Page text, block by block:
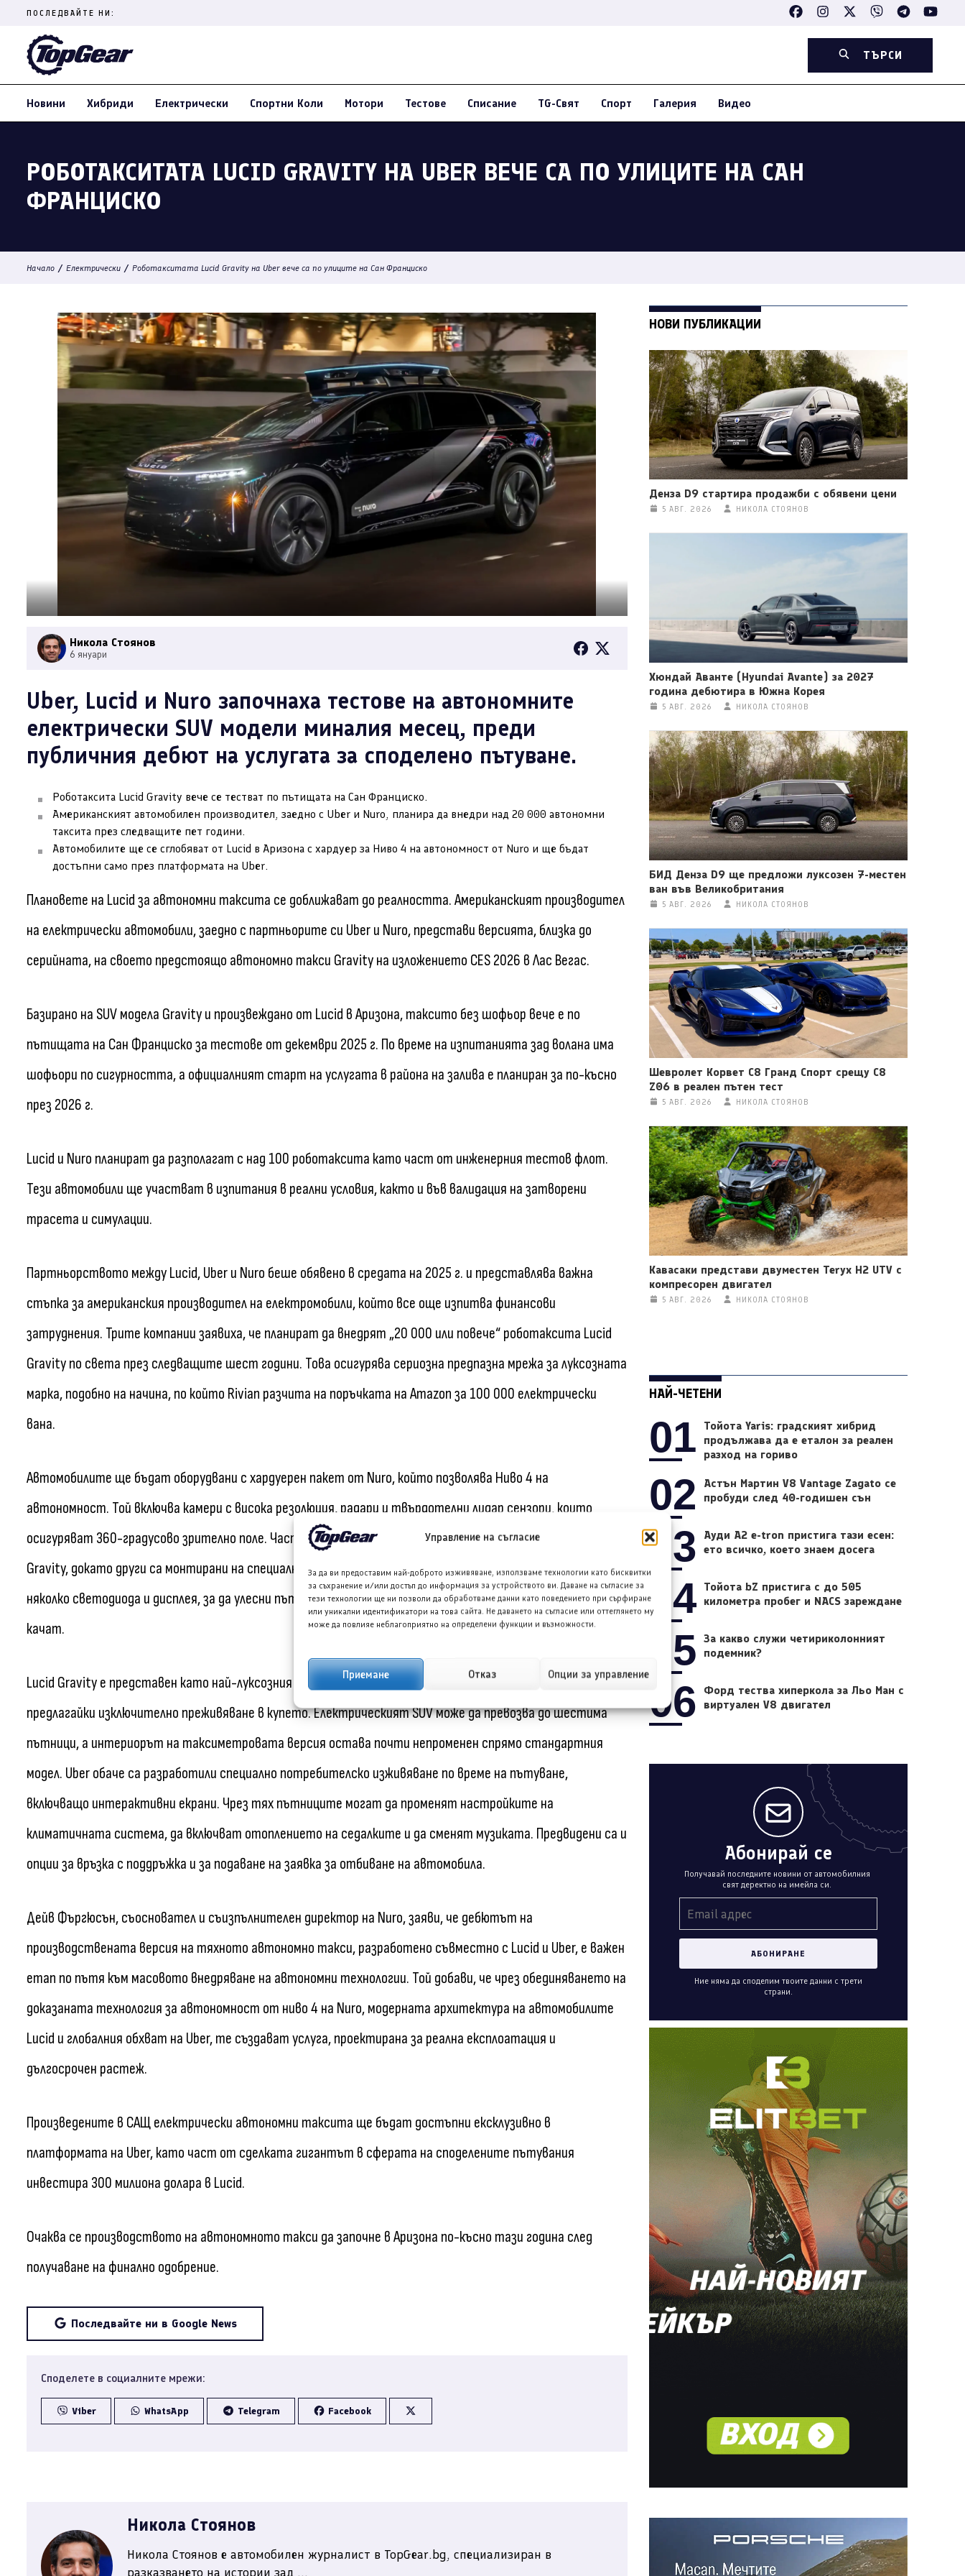
Управление на съгласие
За да ви предоставим най-доброто изживяване, използваме технологии като бисквитки
за съхранение и/или достъп до информация за устройството ви. Даване на съгласие за
тези технологии ще ни позволи да обработваме данни като поведението при сърфиране
или уникални идентификатори на това сайта. Не даването на съгласие или оттеглянето му
може да повлияе неблагоприятно на определени функции и възможности.
Приемане Отказ Опции за управление
content
(Press
ПОСЛЕДВАЙТЕ НИ:
ТЪРСИ
Новини Хибриди Електрически Спортни Коли Мотори Тестове Списание TG-Свят Спорт Галерия Видео
РОБОТАКСИТАТА LUCID GRAVITY НА UBER ВЕЧЕ СА ПО УЛИЦИТЕ НА САН
ФРАНЦИСКО
Начало / Електрически / Роботакситата Lucid Gravity на Uber вече са по улиците на Сан Франциско
Никола Стоянов
6 януари
Uber, Lucid и Nuro започнаха тестове на автономните
електрически SUV модели миналия месец, преди
публичния дебют на услугата за споделено пътуване.
Роботаксита Lucid Gravity вече се тестват по пътищата на Сан Франциско.
Американският автомобилен производител, заедно с Uber и Nuro, планира да внедри над 20 000 автономни
таксита през следващите пет години.
Автомобилите ще се сглобяват от Lucid в Аризона с хардуер за Ниво 4 на автономност от Nuro и ще бъдат
достъпни само през платформата на Uber.
Плановете на Lucid за автономни таксита се доближават до реалността. Американският производител
на електрически автомобили, заедно с партньорите си Uber и Nuro, представи версията, близка до
серийната, на своето предстоящо автономно такси Gravity на изложението CES 2026 в Лас Вегас.
Базирано на SUV модела Gravity и произвеждано от Lucid в Аризона, таксито без шофьор вече е по
пътищата на Сан Франциско за тестове от декември 2025 г. По време на изпитанията зад волана има
шофьори по сигурността, а официалният старт на услугата в района на залива е планиран за по-късно
през 2026 г.
Lucid и Nuro планират да разполагат с над 100 роботаксита като част от инженерния тестов флот.
Тези автомобили ще участват в изпитания в реални условия, както и във валидация на затворени
трасета и симулации.
Партньорството между Lucid, Uber и Nuro беше обявено в средата на 2025 г. и представлява важна
стъпка за американския производител на електромобили, който все още изпитва финансови
затруднения. Трите компании заявиха, че планират да внедрят „20 000 или повече“ роботаксита Lucid
Gravity по света през следващите шест години. Това осигурява сериозна предпазна мрежа за луксозната
марка, подобно на начина, по който Rivian разчита на поръчката на Amazon за 100 000 електрически
вана.
Автомобилите ще бъдат оборудвани с хардуерен пакет от Nuro, който позволява Ниво 4 на
автономност. Той включва камери с висока резолюция, радари и твърдотелни лидар сензори, които
осигуряват 360-градусово зрително поле. Част от тези сензори са интегрирани в каросерията на
Gravity, докато други са монтирани на специално проектирана структура на покрива. Тя разполага и с
няколко светодиода и дисплея, за да улесни пътниците да разпознаят своя автомобил, преди да се
качат.
Lucid Gravity е представен като най-луксозния автомобил в сферата на автономните таксита,
предлагайки изключително преживяване в купето. Електрическият SUV може да превозва до шестима
пътници, а интериорът на таксиметровата версия остава почти непроменен спрямо стандартния
модел. Uber обаче са разработили специално потребителско изживяване по време на пътуване,
включващо интерактивни екрани. Чрез тях пътниците могат да променят настройките на
климатичната система, да включват отоплението на седалките и да сменят музиката. Предвидени са и
опции за връзка с поддръжка и за подаване на заявка за отбиване на автомобила.
Дейв Фъргюсън, съосновател и съизпълнителен директор на Nuro, заяви, че дебютът на
производствената версия на тяхното автономно такси, разработено съвместно с Lucid и Uber, е важен
етап по пътя към масовото внедряване на автономни технологии. Той добави, че чрез обединяването на
доказаната технология за автономност от ниво 4 на Nuro, модерната архитектура на автомобилите
Lucid и глобалния обхват на Uber, те създават услуга, проектирана за реална експлоатация и
дългосрочен растеж.
Произведените в САЩ електрически автономни таксита ще бъдат достъпни ексклузивно в
платформата на Uber, като част от сделката гигантът в сферата на споделените пътувания
инвестира 300 милиона долара в Lucid.
Очаква се производството на автономното такси да започне в Аризона по-късно тази година след
получаване на финално одобрение.
Последвайте ни в Google News
Споделете в социалните мрежи:
Viber WhatsApp Telegram Facebook
Никола Стоянов
Никола Стоянов е автомобилен журналист в TopGear.bg, специализиран в
разказването на истории зад ...
НОВИ ПУБЛИКАЦИИ
Денза D9 стартира продажби с обявени цени
5 АВГ. 2026 НИКОЛА СТОЯНОВ
Хюндай Аванте (Hyundai Avante) за 2027
година дебютира в Южна Корея
5 АВГ. 2026 НИКОЛА СТОЯНОВ
БИД Денза D9 ще предложи луксозен 7-местен
ван във Великобритания
5 АВГ. 2026 НИКОЛА СТОЯНОВ
Шевролет Корвет C8 Гранд Спорт срещу C8
Z06 в реален пътен тест
5 АВГ. 2026 НИКОЛА СТОЯНОВ
Кавасаки представи двуместен Teryx H2 UTV с
компресорен двигател
5 АВГ. 2026 НИКОЛА СТОЯНОВ
НАЙ-ЧЕТЕНИ
01
Тойота Yaris: градският хибрид
продължава да е еталон за реален
разход на гориво
02
Астън Мартин V8 Vantage Zagato се
пробуди след 40-годишен сън
03
Ауди A2 e-tron пристига тази есен:
ето всичко, което знаем досега
04 Тойота bZ пристига с до 505
километра пробег и NACS зареждане
05 За какво служи четириколонният
подемник?
06
Форд тества хиперкола за Льо Ман с
виртуален V8 двигател
Абонирай се
Получавай последните новини от автомобилния
свят деректно на имейла си.
Ние няма да споделим твоите данни с трети
страни.